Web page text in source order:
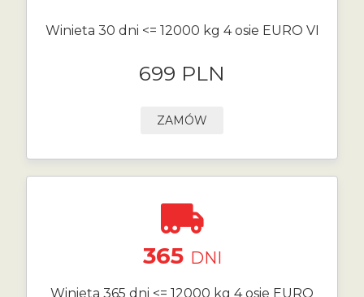
Winieta 30 dni <= 12000 kg 4 osie EURO VI
699 PLN
ZAMÓW
365 DNI
Winieta 365 dni <= 12000 kg 4 osie EURO